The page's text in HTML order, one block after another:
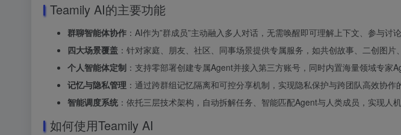
Teamily AI的主要功能
群聊智能体协作 ：AI作为”群成员”主动融入多人对话，无需唤醒即可理解上下文、参与讨
四大场景覆盖 ：针对家庭、朋友、社区、同事场景提供专属服务，如共创故事、二创图片
个人智能体定制 ：支持零部署创建专属Agent并接入第三方账号，同时内置海量领域专家
记忆与隐私管理 ：通过跨群组记忆隔离和可控分享机制，实现隐私保护与跨团队高效协作
智能调度系统 ：依托三层技术架构，自动拆解任务、智能匹配Agent与人类成员，实现人
如何使用Teamily AI